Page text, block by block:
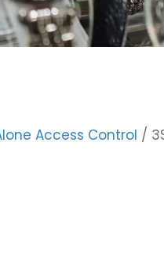
Access Control /